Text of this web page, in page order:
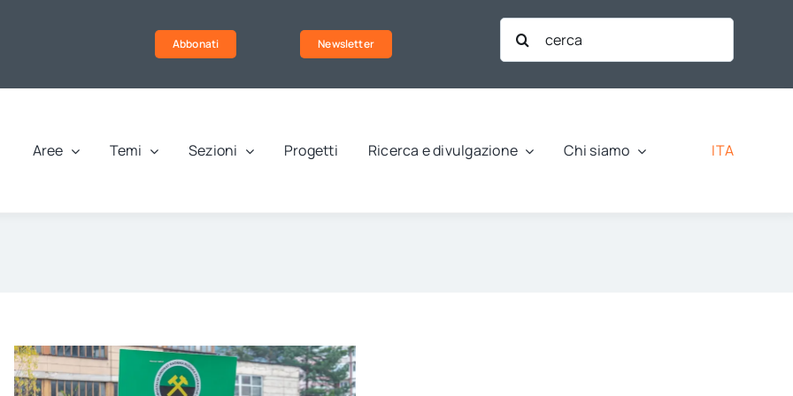
Abbonati Newsletter
Cerca
per:
Aree Temi Sezioni Progetti Ricerca e divulgazione Chi siamo ITA